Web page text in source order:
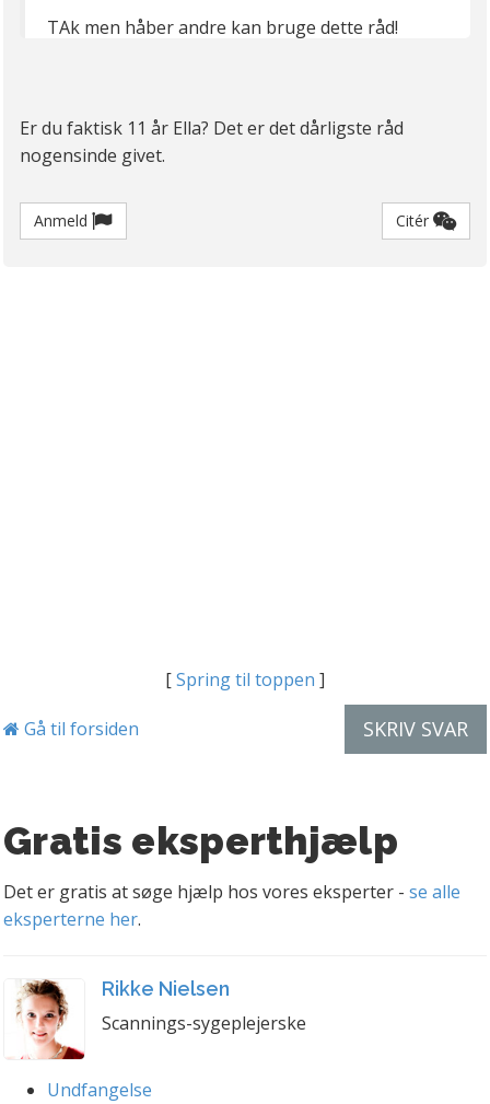
TAk men håber andre kan bruge dette råd!
Er du faktisk 11 år Ella? Det er det dårligste råd
nogensinde givet.
Anmeld Citér
[Spring til toppen ]
Gå til forsiden SKRIV SVAR
Gratis eksperthjælp
Det er gratis at søge hjælp hos vores eksperter - se alle
eksperterne her.
Rikke Nielsen
Scannings-sygeplejerske
Undfangelse